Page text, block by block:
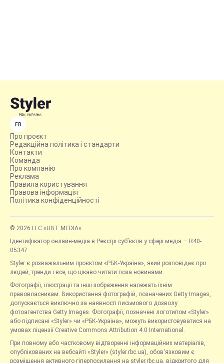
FB
Про проєкт
Редакційна політика і стандарти
Контакти
Команда
Про компанію
Реклама
Правила користування
Правова інформація
Політика конфіденційності
© 2026 LLC «UBT MEDIA»
Ідентифікатор онлайн-медіа в Реєстрі суб’єктів у сфері медіа — R40-
05347
Styler є розважальним проєктом «РБК-Україна», який розповідає про
людей, тренди і все, що цікаво читати поза новинами.
Фотографії, ілюстрації та інші зображення належать їхнім
правовласникам. Використання фотографій, позначених Getty Images,
допускається виключно за наявності письмового дозволу
фотоагентства Getty Images. Фотографії, позначені логотипом «Styler»
або підписані «Styler» чи «РБК-Україна», можуть використовуватися на
умовах ліцензії Creative Commons Attribution 4.0 International.
При повному або частковому відтворенні інформаційних матеріалів,
опублікованих на вебсайті «Styler» (styler.rbc.ua), обов'язковим є
розміщення активного гіперпосилання на styler.rbc.ua, відкритого для